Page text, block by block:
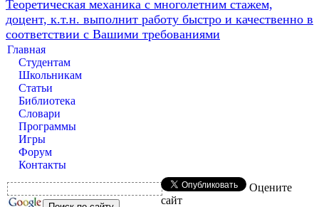
Теоретическая механика с многолетним стажем,
доцент, к.т.н. выполнит работу быстро и качественно в
соответствии с Вашими требованиями
Главная
Студентам
Школьникам
Статьи
Библиотека
Словари
Программы
Игры
Форум
Контакты
Оцените
сайт